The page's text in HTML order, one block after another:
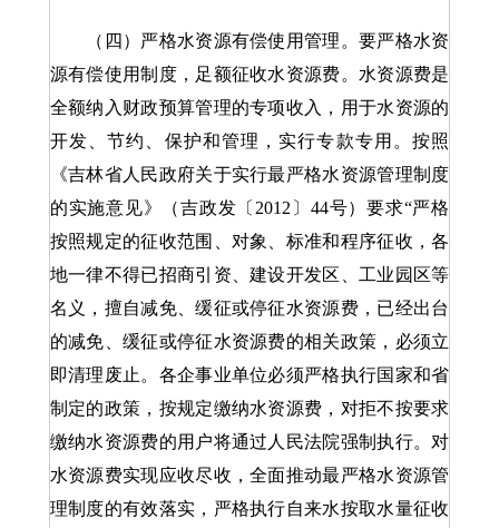
（四）严格水资源有偿使用管理。要严格水资
源有偿使用制度，足额征收水资源费。水资源费是
全额纳入财政预算管理的专项收入，用于水资源的
开发、节约、保护和管理，实行专款专用。按照
《吉林省人民政府关于实行最严格水资源管理制度
的实施意见》（吉政发〔2012〕44号）要求“严格
按照规定的征收范围、对象、标准和程序征收，各
地一律不得已招商引资、建设开发区、工业园区等
名义，擅自减免、缓征或停征水资源费，已经出台
的减免、缓征或停征水资源费的相关政策，必须立
即清理废止。各企事业单位必须严格执行国家和省
制定的政策，按规定缴纳水资源费，对拒不按要求
缴纳水资源费的用户将通过人民法院强制执行。对
水资源费实现应收尽收，全面推动最严格水资源管
理制度的有效落实，严格执行自来水按取水量征收